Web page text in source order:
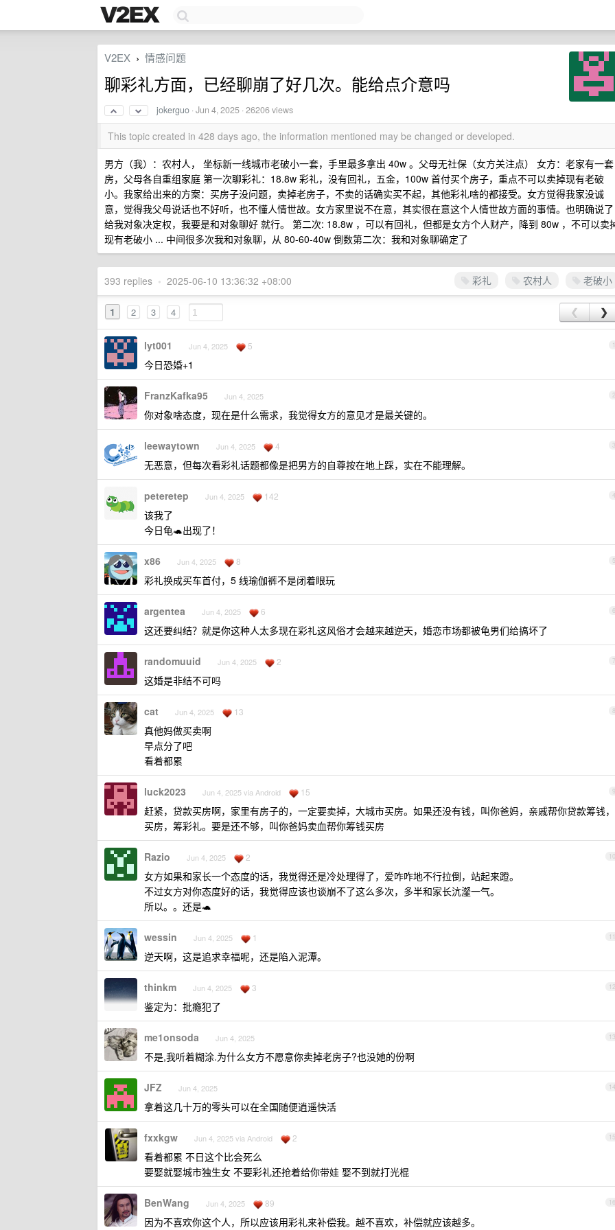
V2EX › 情感问题
聊彩礼方面，已经聊崩了好几次。能给点介意吗
jokerguo ·Jun 4, 2025 · 26206 views
This topic created in 428 days ago, the information mentioned may be changed or developed.
男方（我）：农村人， 坐标新一线城市老破小一套，手里最多拿出 40w 。父母无社保（女方关注点） 女方：老家有一套
房，父母各自重组家庭 第一次聊彩礼：18.8w 彩礼，没有回礼，五金，100w 首付买个房子，重点不可以卖掉现有老破
小。我家给出来的方案：买房子没问题，卖掉老房子，不卖的话确实买不起，其他彩礼啥的都接受。女方觉得我家没诚
意，觉得我父母说话也不好听，也不懂人情世故。女方家里说不在意，其实很在意这个人情世故方面的事情。也明确说了
给我对象决定权，我要是和对象聊好 就行。 第二次: 18.8w ，可以有回礼，但都是女方个人财产，降到 80w ，不可以卖
现有老破小 ... 中间很多次我和对象聊，从 80-60-40w 倒数第二次：我和对象聊确定了
彩礼 农村人 老破小
393 replies • 2025-06-10 13:36:32 +08:00
1 2 3 4 ❮ ❯
1
lyt001 Jun 4, 2025 5
今日恐婚+1
2
FranzKafka95 Jun 4, 2025
你对象啥态度，现在是什么需求，我觉得女方的意见才是最关键的。
3
leewaytown Jun 4, 2025 4
无恶意，但每次看彩礼话题都像是把男方的自尊按在地上踩，实在不能理解。
4
peteretep Jun 4, 2025 142
该我了
今日龟🐢出现了！
5
x86 Jun 4, 2025 8
彩礼换成买车首付，5 线瑜伽裤不是闭着眼玩
6
argentea Jun 4, 2025 6
这还要纠结？就是你这种人太多现在彩礼这风俗才会越来越逆天，婚恋市场都被龟男们给搞坏了
7
randomuuid Jun 4, 2025 2
这婚是非结不可吗
8
cat Jun 4, 2025 13
真他妈做买卖啊
早点分了吧
看着都累
9
luck2023 Jun 4, 2025 via Android 15
赶紧，贷款买房啊，家里有房子的，一定要卖掉，大城市买房。如果还没有钱，叫你爸妈，亲戚帮你贷款筹钱，
买房，筹彩礼。要是还不够，叫你爸妈卖血帮你筹钱买房
10
Razio Jun 4, 2025 2
女方如果和家长一个态度的话，我觉得还是冷处理得了，爱咋咋地不行拉倒，站起来蹬。
不过女方对你态度好的话，我觉得应该也谈崩不了这么多次，多半和家长沆瀣一气。
所以。。还是🐢
11
wessin Jun 4, 2025 1
逆天啊，这是追求幸福呢，还是陷入泥潭。
12
thinkm Jun 4, 2025 3
鉴定为：批瘾犯了
13
me1onsoda Jun 4, 2025
不是,我听着糊涂.为什么女方不愿意你卖掉老房子?也没她的份啊
14
JFZ Jun 4, 2025
拿着这几十万的零头可以在全国随便逍遥快活
15
fxxkgw Jun 4, 2025 via Android 2
看着都累 不日这个比会死么
要娶就娶城市独生女 不要彩礼还抢着给你带娃 娶不到就打光棍
16
BenWang Jun 4, 2025 89
因为不喜欢你这个人，所以应该用彩礼来补偿我。越不喜欢，补偿就应该越多。